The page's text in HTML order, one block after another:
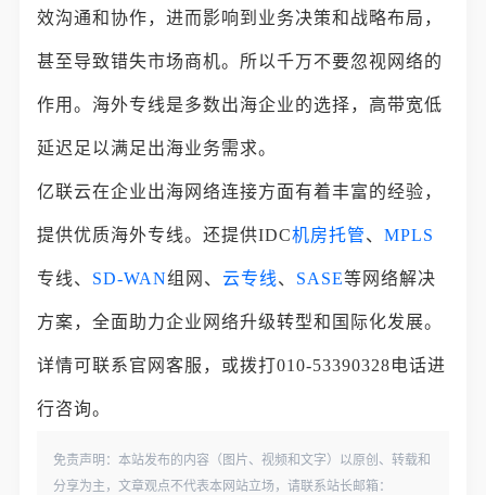
效沟通和协作，进而影响到业务决策和战略布局，
甚至导致错失市场商机。所以千万不要忽视网络的
作用。海外专线是多数出海企业的选择，高带宽低
延迟足以满足出海业务需求。
亿联云在企业出海网络连接方面有着丰富的经验，
提供优质海外专线。还提供IDC机房托管、MPLS
专线、 SD-WAN组网、云专线、 SASE等网络解决
方案，全面助力企业网络升级转型和国际化发展。
详情可联系官网客服，或拨打010-53390328电话进
行咨询。
免责声明：本站发布的内容（图片、视频和文字）以原创、转载和
分享为主，文章观点不代表本网站立场，请联系站长邮箱：